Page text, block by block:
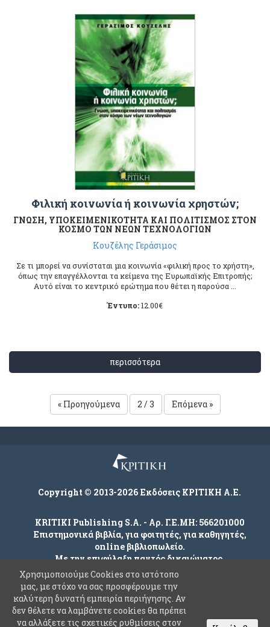
Φιλική κοινωνία ή κοινωνία χρηστών;
ΓΝΩΣΗ, ΥΠΟΚΕΙΜΕΝΙΚΟΤΗΤΑ ΚΑΙ ΠΟΛΙΤΙΣΜΟΣ ΣΤΟΝ
ΚΟΣΜΟ ΤΩΝ ΝΕΩΝ ΤΕΧΝΟΛΟΓΙΩΝ
Κουζέλης Γεράσιμος
Σε τι μπορεί να συνίσταται μια κοινωνία «φιλική προς το χρήστη»,
όπως την επαγγέλλονται τα κείμενα της Ευρωπαϊκής Επιτροπής;
Αυτό είναι το κεντρικό ερώτημα που θέτει η παρούσα ...
Έντυπο:12.00€
περισσότερα
« Προηγούμενα 2 / 3 Επόμενα »
Copyright © 2013-2026 Εκδόσεις ΚΡΙΤΙΚΗ Α.Ε.
KRITIKI Publishing S.A. - Αρ. Γ.Ε.ΜΗ: 566201000
Επιστημονικά βιβλία, για φοιτητές, για καθηγητές,
online βιβλιοπωλείο.
Με την επιφύλαξη παντός δικαιώματος.
Company
Όροι χρήσης
Χρησιμοποιούμε Cookies στο ιστότοπο
μας, με στόχο να σας προσφέρουμε την
καλύτερη δυνατή εμπειρία περιήγησης. Αν
δεν θέλετε να λαμβάνετε cookies θα πρέπει
να αλλάξετε τις σχετικές ρυθμίσεις στον